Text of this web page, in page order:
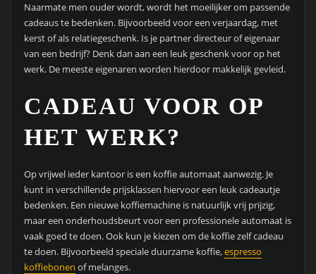
Naarmate men ouder wordt, wordt het moeilijker om passende
cadeaus te bedenken. Bijvoorbeeld voor een verjaardag, met
kerst of als relatiegeschenk. Is je partner directeur of eigenaar
van een bedrijf? Denk dan aan een leuk geschenk voor op het
werk. De meeste eigenaren worden hierdoor makkelijk gevleid.
CADEAU VOOR OP
HET WERK?
Op vrijwel ieder kantoor is een koffie automaat aanwezig. Je
kunt in verschillende prijsklassen hiervoor een leuk cadeautje
bedenken. Een nieuwe koffiemachine is natuurlijk vrij prijzig,
maar een onderhoudsbeurt voor een professionele automaat is
vaak goed te doen. Ook kun je kiezen om de koffie zelf cadeau
te doen. Bijvoorbeeld speciale duurzame koffie,espresso
koffiebonen of melanges.